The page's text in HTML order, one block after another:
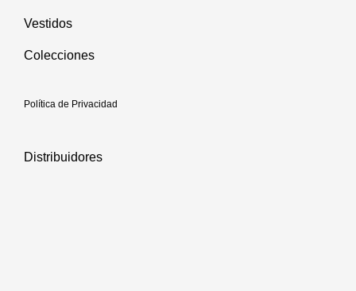
Vestidos
Colecciones
Política de Privacidad
Distribuidores